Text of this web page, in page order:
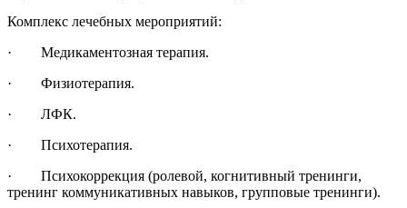
Комплекс лечебных мероприятий:
·
Медикаментозная терапия.
·
Физиотерапия.
·
ЛФК.
·
Психотерапия.
·
Психокоррекция (ролевой, когнитивный тренинги,
тренинг коммуникативных навыков, групповые тренинги).